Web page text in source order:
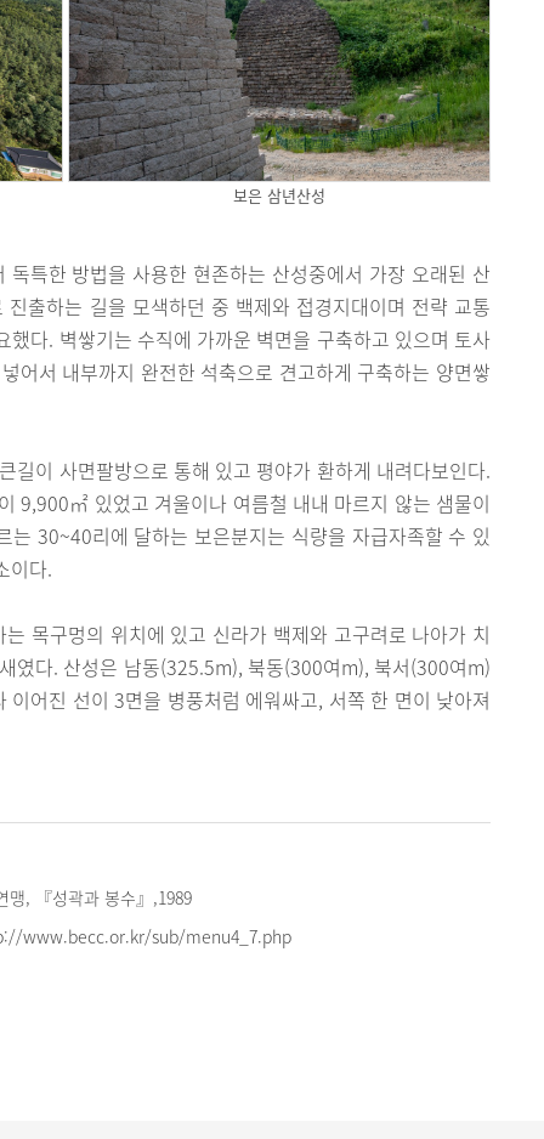
보은 삼년산성
특한 방법을 사용한 현존하는 산성중에서 가장 오래된 산
출하는 길을 모색하던 중 백제와 접경지대이며 전략 교통
다. 벽쌓기는 수직에 가까운 벽면을 구축하고 있으며 토사
어서 내부까지 완전한 석축으로 견고하게 구축하는 양면쌓
길이 사면팔방으로 통해 있고 평야가 환하게 내려다보인다.
9,900㎡ 있었고 겨울이나 여름철 내내 마르지 않는 샘물이
30~40리에 달하는 보은분지는 식량을 자급자족할 수 있
이다.
목구멍의 위치에 있고 신라가 백제와 고구려로 나아가 치
였다. 산성은 남동(325.5m), 북동(300여m), 북서(300여m)
어진 선이 3면을 병풍처럼 에워싸고, 서쪽 한 면이 낮아져
맹, 『성곽과 봉수』,1989
www.becc.or.kr/sub/menu4_7.php